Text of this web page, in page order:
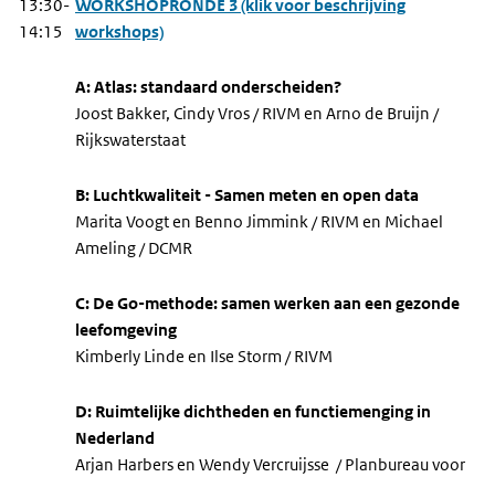
13:30-
14:15
WORKSHOPRONDE 3 (klik voor beschrijving
workshops)
A: Atlas: standaard onderscheiden?
Joost Bakker, Cindy Vros / RIVM en Arno de Bruijn /
Rijkswaterstaat
B: Luchtkwaliteit - Samen meten en open data
Marita Voogt en Benno Jimmink / RIVM en Michael
Ameling / DCMR
C: De Go-methode: samen werken aan een gezonde
leefomgeving
Kimberly Linde en Ilse Storm / RIVM
D: Ruimtelijke dichtheden en functiemenging in
Nederland
Arjan Harbers en Wendy Vercruijsse / Planbureau voor